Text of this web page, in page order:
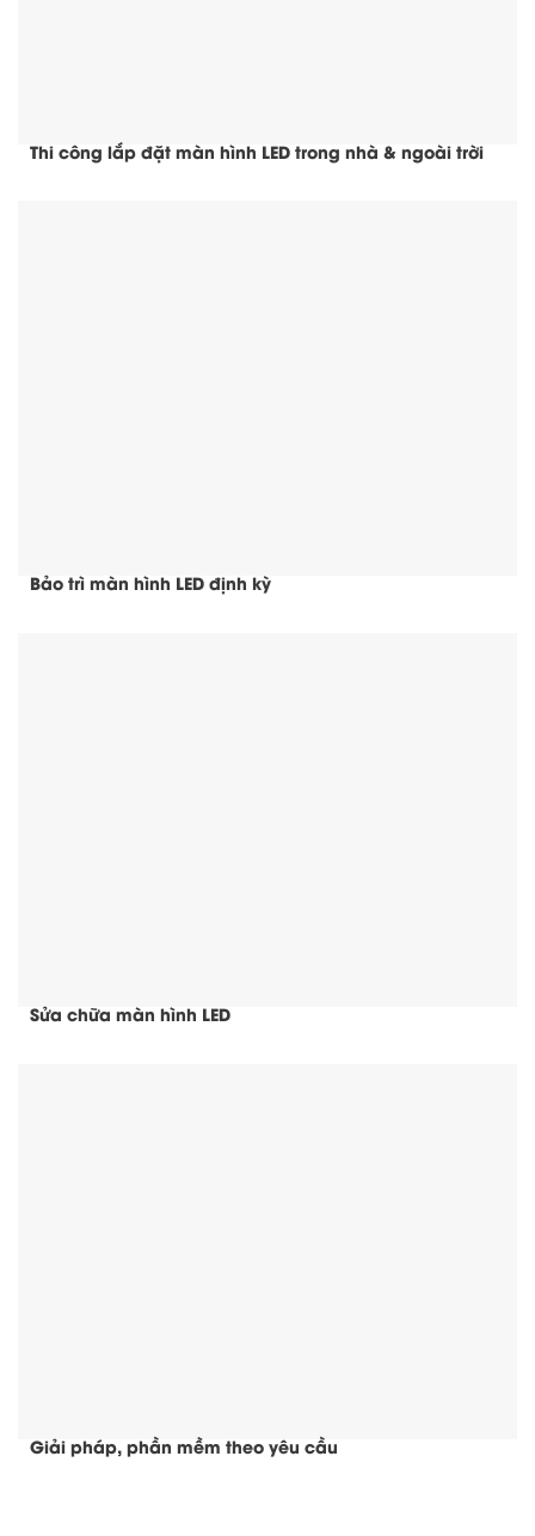
Thi công lắp đặt màn hình LED trong nhà & ngoài trời
Bảo trì màn hình LED định kỳ
Sửa chữa màn hình LED
Giải pháp, phần mềm theo yêu cầu